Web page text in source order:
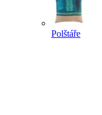
Polštáře